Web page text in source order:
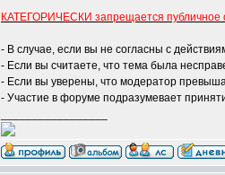
КАТЕГОРИЧЕСКИ запрещается публичное
- В случае, если вы не согласны с
- Если вы считаете, что тема была
- Если вы уверены, что модератор
- Участие в форуме подразумевает